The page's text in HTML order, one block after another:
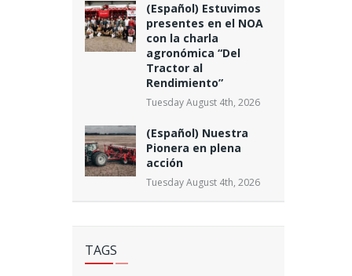
(Español) Estuvimos
presentes en el NOA
con la charla
agronómica “Del
Tractor al
Rendimiento”
Tuesday August 4th, 2026
(Español) Nuestra
Pionera en plena
acción
Tuesday August 4th, 2026
TAGS